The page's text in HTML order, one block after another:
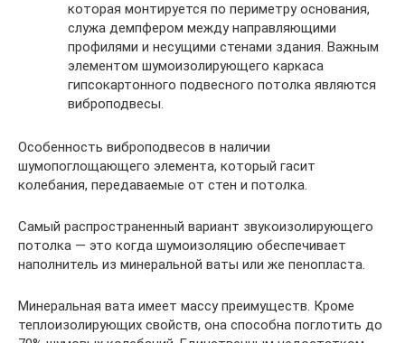
которая монтируется по периметру основания,
служа демпфером между направляющими
профилями и несущими стенами здания. Важным
элементом шумоизолирующего каркаса
гипсокартонного подвесного потолка являются
виброподвесы.
Особенность виброподвесов в наличии
шумопоглощающего элемента, который гасит
колебания, передаваемые от стен и потолка.
Самый распространенный вариант звукоизолирующего
потолка — это когда шумоизоляцию обеспечивает
наполнитель из минеральной ваты или же пенопласта.
Минеральная вата имеет массу преимуществ. Кроме
теплоизолирующих свойств, она способна поглотить до